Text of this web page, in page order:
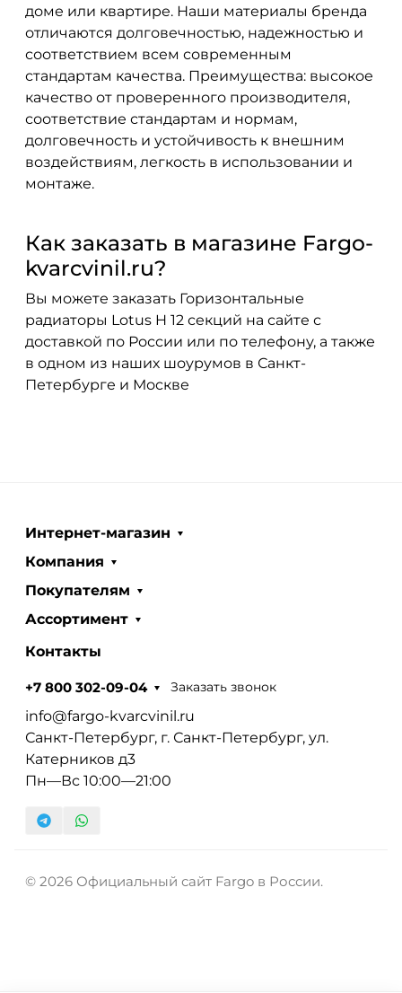
доме или квартире. Наши материалы бренда
отличаются долговечностью, надежностью и
соответствием всем современным
стандартам качества. Преимущества: высокое
качество от проверенного производителя,
соответствие стандартам и нормам,
долговечность и устойчивость к внешним
воздействиям, легкость в использовании и
монтаже.
Как заказать в магазине Fargo-
kvarcvinil.ru?
Вы можете заказать Горизонтальные
радиаторы Lotus H 12 секций на сайте с
доставкой по России или по телефону, а также
в одном из наших шоурумов в Санкт-
Петербурге и Москве
Интернет-магазин
Компания
Покупателям
Ассортимент
Контакты
+7 800 302-09-04 Заказать звонок
info@fargo-kvarcvinil.ru
Санкт-Петербург, г. Санкт-Петербург, ул.
Катерников д3
Пн—Вс 10:00—21:00
© 2026 Официальный сайт Fargo в России.